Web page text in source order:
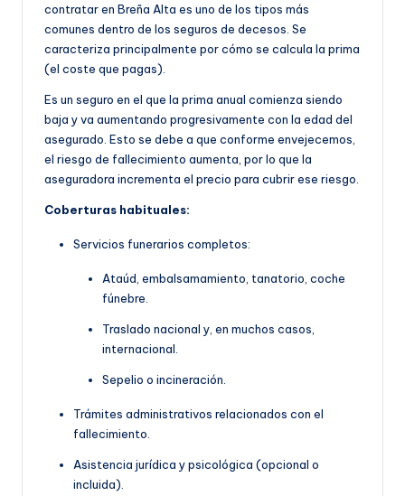
contratar en Breña Alta es uno de los tipos más
comunes dentro de los seguros de decesos. Se
caracteriza principalmente por cómo se calcula la prima
(el coste que pagas).
Es un seguro en el que la prima anual comienza siendo
baja y va aumentando progresivamente con la edad del
asegurado. Esto se debe a que conforme envejecemos,
el riesgo de fallecimiento aumenta, por lo que la
aseguradora incrementa el precio para cubrir ese riesgo.
Coberturas habituales:
Servicios funerarios completos:
Ataúd, embalsamamiento, tanatorio, coche
fúnebre.
Traslado nacional y, en muchos casos,
internacional.
Sepelio o incineración.
Trámites administrativos relacionados con el
fallecimiento.
Asistencia jurídica y psicológica (opcional o
incluida).